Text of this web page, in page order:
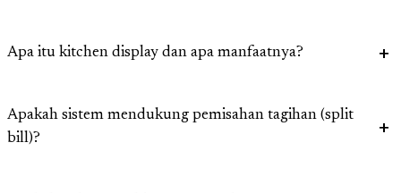
Apa itu kitchen display dan apa manfaatnya?
Apakah sistem mendukung pemisahan tagihan (split
bill)?